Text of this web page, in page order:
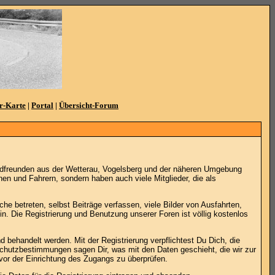
Karte | Portal | Übersicht-Forum
aus der Wetterau, Vogelsberg und der näheren Umgebung
und Fahrern, sondern haben auch viele Mitglieder, die als
betreten, selbst Beiträge verfassen, viele Bilder von Ausfahrten,
Die Registrierung und Benutzung unserer Foren ist völlig kostenlos
behandelt werden. Mit der Registrierung verpflichtest Du Dich, die
sagen Dir, was mit den Daten geschieht, die wir zur
der Einrichtung des Zugangs zu überprüfen.